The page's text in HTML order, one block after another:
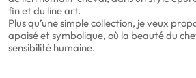
fin et du line art.
Plus qu’une simple collection, je veux
apaisé et symbolique, où la beauté du
sensibilité humaine.